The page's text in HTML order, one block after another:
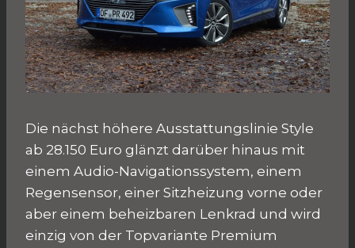
Die nächst höhere Ausstattungslinie Style
ab 28.150 Euro glänzt darüber hinaus mit
einem Audio-Navigationssystem, einem
Regensensor, einer Sitzheizung vorne oder
aber einem beheizbaren Lenkrad und wird
einzig von der Topvariante Premium